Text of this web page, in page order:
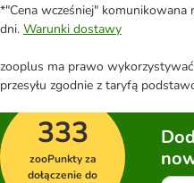
*"Cena wcześniej" komunikowana
dni. Warunki dostawy
zooplus ma prawo
przesyłu zgodnie z taryfą
333
zooPunkty za
dołączenie do